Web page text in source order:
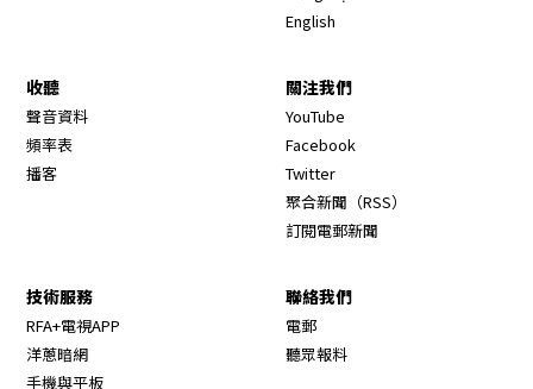
English
收聽
聲音資料
頻率表
播客
關注我們
YouTube
Facebook
Twitter
聚合新聞（RSS）
訂閱電郵新聞
技術服務
RFA+電視APP
洋蔥暗網
手機與平板
聯絡我們
電郵
聽眾報料